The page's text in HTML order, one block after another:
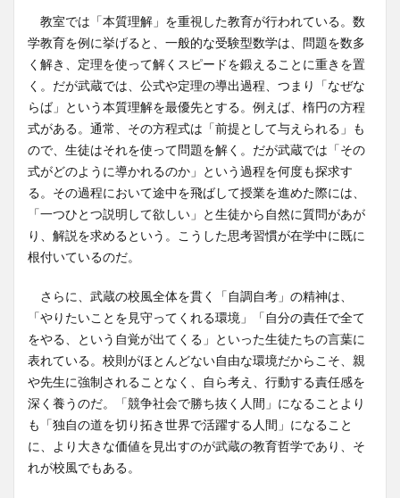
教室では「本質理解」を重視した教育が行われている。数
学教育を例に挙げると、一般的な受験型数学は、問題を数多
く解き、定理を使って解くスピードを鍛えることに重きを置
く。だが武蔵では、公式や定理の導出過程、つまり「なぜな
らば」という本質理解を最優先とする。例えば、楕円の方程
式がある。通常、その方程式は「前提として与えられる」も
ので、生徒はそれを使って問題を解く。だが武蔵では「その
式がどのように導かれるのか」という過程を何度も探求す
る。その過程において途中を飛ばして授業を進めた際には、
「一つひとつ説明して欲しい」と生徒から自然に質問があが
り、解説を求めるという。こうした思考習慣が在学中に既に
根付いているのだ。
さらに、武蔵の校風全体を貫く「自調自考」の精神は、
「やりたいことを見守ってくれる環境」「自分の責任で全て
をやる、という自覚が出てくる」といった生徒たちの言葉に
表れている。校則がほとんどない自由な環境だからこそ、親
や先生に強制されることなく、自ら考え、行動する責任感を
深く養うのだ。「競争社会で勝ち抜く人間」になることより
も「独自の道を切り拓き世界で活躍する人間」になること
に、より大きな価値を見出すのが武蔵の教育哲学であり、そ
れが校風でもある。